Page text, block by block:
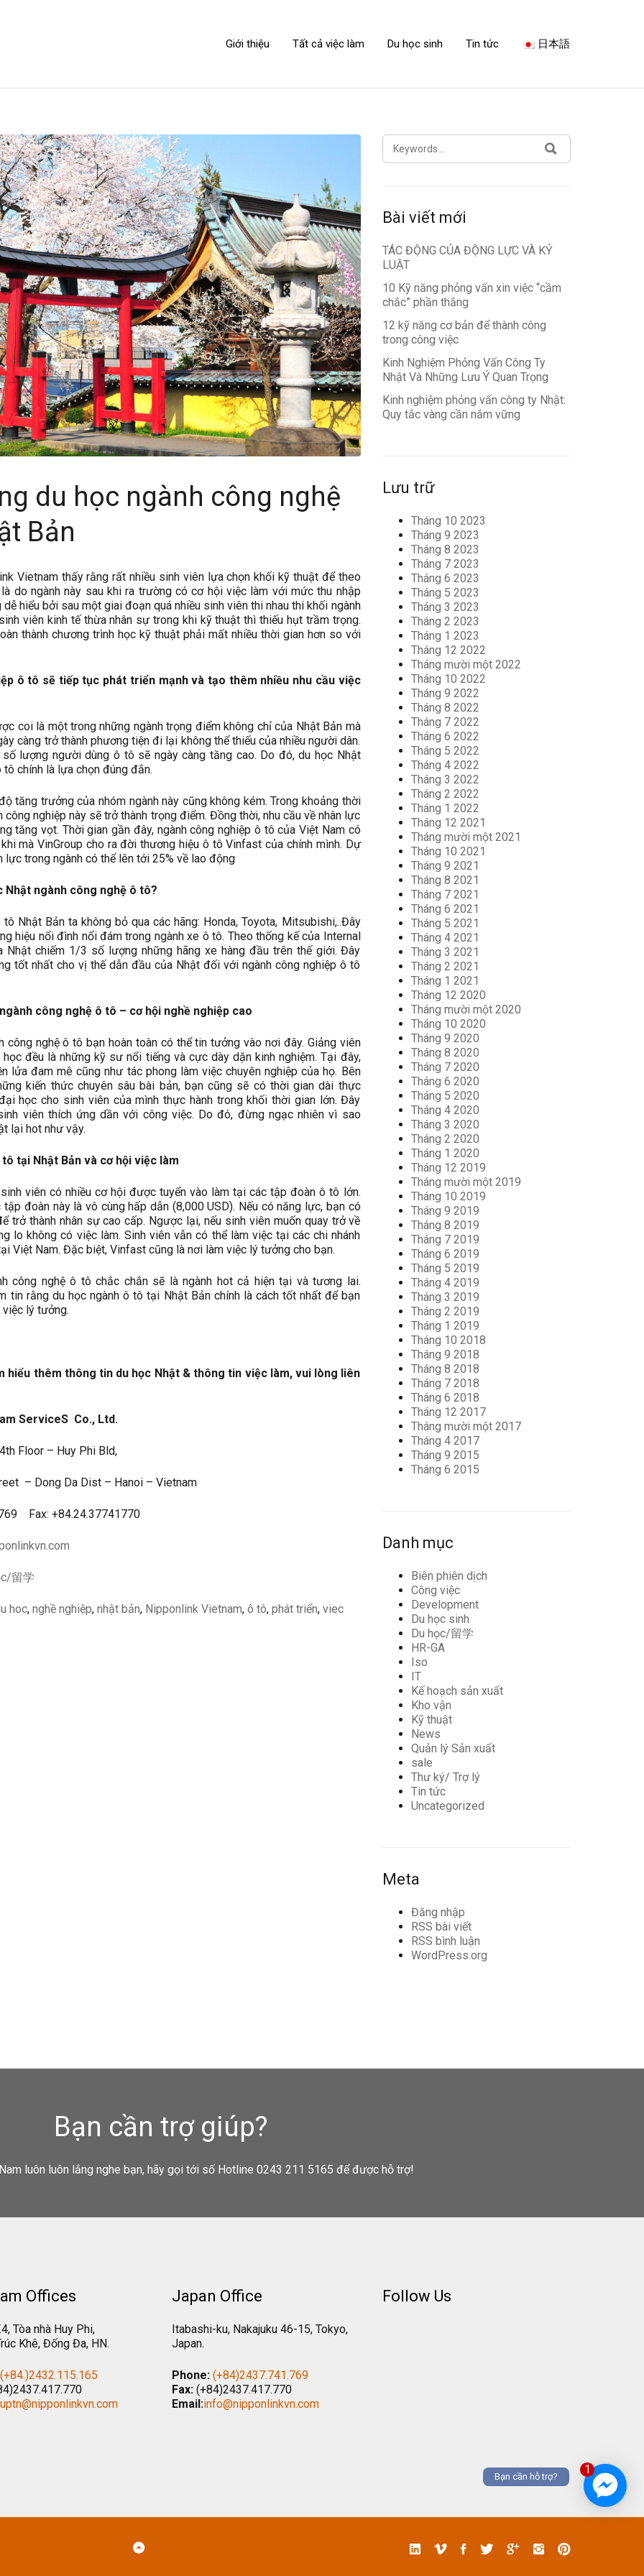
1
Bạn cần hỗ trợ?
Giới thiệu Tất cả việc làm Du học sinh Tin tức 日本語
du học ngành công nghệ
Bản
Vietnam thấy rằng rất nhiều sinh viên lựa chọn khối kỹ thuật để theo
là do ngành này sau khi ra trường có cơ hội việc làm với mức thu nhập
dễ hiểu bởi sau một giai đoạn quá nhiều sinh viên thi nhau thi khối ngành
viên kinh tế thừa nhân sự trong khi kỹ thuật thì thiếu hụt trầm trọng.
thành chương trình học kỹ thuật phải mất nhiều thời gian hơn so với
ô tô sẽ tiếp tục phát triển mạnh và tạo thêm nhiều nhu cầu việc
coi là một trong những ngành trọng điểm không chỉ của Nhật Bản mà
càng trở thành phương tiện đi lại không thể thiếu của nhiều người dân.
lượng người dùng ô tô sẽ ngày càng tăng cao. Do đó, du học Nhật
tô chính là lựa chọn đúng đắn.
tăng trưởng của nhóm ngành này cũng không kém. Trong khoảng thời
công nghiệp này sẽ trở thành trọng điểm. Đồng thời, nhu cầu về nhân lực
tăng vọt. Thời gian gần đây, ngành công nghiệp ô tô của Việt Nam có
mà VinGroup cho ra đời thương hiệu ô tô Vinfast của chính mình. Dự
lực trong ngành có thể lên tới 25% về lao động
Nhật ngành công nghệ ô tô?
Nhật Bản ta không bỏ qua các hãng: Honda, Toyota, Mitsubishi,..Đây
hiệu nổi đình nổi đám trong ngành xe ô tô. Theo thống kế của Internal
Nhật chiếm 1/3 số lượng những hãng xe hàng đầu trên thế giới. Đây
tốt nhất cho vị thế dẫn đầu của Nhật đối với ngành công nghiệp ô tô
công nghệ ô tô – cơ hội nghề nghiệp cao
công nghệ ô tô bạn hoàn toàn có thể tin tưởng vào nơi đây. Giảng viên
đều là những kỹ sư nổi tiếng và cực dày dặn kinh nghiệm. Tại đây,
lửa đam mê cũng như tác phong làm việc chuyên nghiệp của họ. Bên
kiến thức chuyên sâu bài bản, bạn cũng sẽ có thời gian dài thực
học cho sinh viên của mình thực hành trong khối thời gian lớn. Đây
viên thích ứng dần với công việc. Do đó, đừng ngạc nhiên vì sao
lại hot như vậy.
tại Nhật Bản và cơ hội việc làm
viên có nhiều cơ hội được tuyển vào làm tại các tập đoàn ô tô lớn.
đoàn này là vô cùng hấp dẫn (8,000 USD). Nếu có năng lực, bạn có
trở thành nhân sự cao cấp. Ngược lại, nếu sinh viên muốn quay trở về
lo không có việc làm. Sinh viên vẫn có thể làm việc tại các chi nhánh
Việt Nam. Đặc biệt, Vinfast cũng là nơi làm việc lý tưởng cho bạn.
công nghệ ô tô chắc chắn sẽ là ngành hot cả hiện tại và tương lai.
tin rằng du học ngành ô tô tại Nhật Bản chính là cách tốt nhất để bạn
lý tưởng.
hiểu thêm thông tin du học Nhật & thông tin việc làm, vui lòng liên
ServiceS Co., Ltd.
Floor – Huy Phi Bld,
– Dong Da Dist – Hanoi – Vietnam
Fax: +84.24.37741770
留学
hoc,nghề nghiệp,nhật bản, Nipponlink Vietnam,ô tô,phát triển,viec
SEARCH
FOR:
Bài viết mới
TÁC ĐỘNG CỦA ĐỘNG LỰC VÀ KỶ
LUẬT
10 Kỹ năng phỏng vấn xin việc “cầm
chắc” phần thắng
12 kỹ năng cơ bản để thành công
trong công việc
Kinh Nghiệm Phỏng Vấn Công Ty
Nhật Và Những Lưu Ý Quan Trọng
Kinh nghiệm phỏng vấn công ty Nhật:
Quy tắc vàng cần nắm vững
Lưu trữ
Tháng 10 2023
Tháng 9 2023
Tháng 8 2023
Tháng 7 2023
Tháng 6 2023
Tháng 5 2023
Tháng 3 2023
Tháng 2 2023
Tháng 1 2023
Tháng 12 2022
Tháng mười một 2022
Tháng 10 2022
Tháng 9 2022
Tháng 8 2022
Tháng 7 2022
Tháng 6 2022
Tháng 5 2022
Tháng 4 2022
Tháng 3 2022
Tháng 2 2022
Tháng 1 2022
Tháng 12 2021
Tháng mười một 2021
Tháng 10 2021
Tháng 9 2021
Tháng 8 2021
Tháng 7 2021
Tháng 6 2021
Tháng 5 2021
Tháng 4 2021
Tháng 3 2021
Tháng 2 2021
Tháng 1 2021
Tháng 12 2020
Tháng mười một 2020
Tháng 10 2020
Tháng 9 2020
Tháng 8 2020
Tháng 7 2020
Tháng 6 2020
Tháng 5 2020
Tháng 4 2020
Tháng 3 2020
Tháng 2 2020
Tháng 1 2020
Tháng 12 2019
Tháng mười một 2019
Tháng 10 2019
Tháng 9 2019
Tháng 8 2019
Tháng 7 2019
Tháng 6 2019
Tháng 5 2019
Tháng 4 2019
Tháng 3 2019
Tháng 2 2019
Tháng 1 2019
Tháng 10 2018
Tháng 9 2018
Tháng 8 2018
Tháng 7 2018
Tháng 6 2018
Tháng 12 2017
Tháng mười một 2017
Tháng 4 2017
Tháng 9 2015
Tháng 6 2015
Danh mục
Biên phiên dịch
Công việc
Development
Du học sinh
Du học/留学
HR-GA
Iso
IT
Kế hoạch sản xuất
Kho vận
Kỹ thuật
News
Quản lý Sản xuất
sale
Thư ký/ Trợ lý
Tin tức
Uncategorized
Meta
Đăng nhập
RSS bài viết
RSS bình luận
WordPress.org
Bạn cần trợ giúp?
luôn luôn lắng nghe bạn, hãy gọi tới số Hotline 0243 211 5165 để được hỗ trợ!
Offices
Tòa nhà Huy Phi,
Khê, Đống Đa, HN.
(+84.)2432.115.165
Japan Office
Itabashi-ku, Nakajuku 46-15, Tokyo,
Japan.
Phone: (+84)2437.741.769
Fax: (+84)2437.417.770
Email:info@nipponlinkvn.com
Follow Us
LinkedVimeoFacebook
TwitterGoogleInstgramPinterest
Back